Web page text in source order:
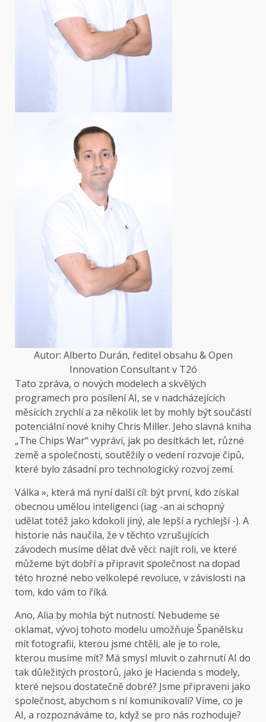
Autor: Alberto Durán, ředitel obsahu & Open
Innovation Consultant v T2ó
Tato zpráva, o nových modelech a skvělých
programech pro posílení AI, se v nadcházejících
měsících zrychlí a za několik let by mohly být součástí
potenciální nové knihy Chris Miller. Jeho slavná kniha
„The Chips War“ vypráví, jak po desítkách let, různé
země a společnosti, soutěžily o vedení rozvoje čipů,
které bylo zásadní pro technologický rozvoj zemí.
Válka », která má nyní další cíl: být první, kdo získal
obecnou umělou inteligenci (iag -an ai schopný
udělat totéž jako kdokoli jiný, ale lepší a rychlejší -). A
historie nás naučila, že v těchto vzrušujících
závodech musíme dělat dvě věci: najít roli, ve které
můžeme být dobří a připravit společnost na dopad
této hrozné nebo velkolepé revoluce, v závislosti na
tom, kdo vám to říká.
Ano, Alia by mohla být nutností. Nebudeme se
oklamat, vývoj tohoto modelu umožňuje Španělsku
mít fotografii, kterou jsme chtěli, ale je to role,
kterou musíme mít? Má smysl mluvit o zahrnutí AI do
tak důležitých prostorů, jako je Hacienda s modely,
které nejsou dostatečně dobré? Jsme připraveni jako
společnost, abychom s ní komunikovali? Víme, co je
AI, a rozpoznáváme to, když se pro nás rozhoduje?